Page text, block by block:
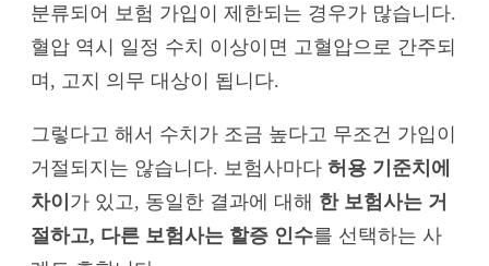
분류되어 보험 가입이 제한되는 경우가 많습니다.
혈압 역시 일정 수치 이상이면 고혈압으로 간주되
며, 고지 의무 대상이 됩니다.
그렇다고 해서 수치가 조금 높다고 무조건 가입이
거절되지는 않습니다. 보험사마다 허용 기준치에
차이 가 있고, 동일한 결과에 대해 한 보험사는 거
절하고, 다른 보험사는 할증 인수를 선택하는 사